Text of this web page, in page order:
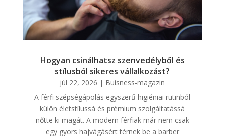
Hogyan csinálhatsz szenvedélyből és
stílusból sikeres vállalkozást?
júl 22, 2026 | Buisness-magazin
A férfi szépségápolás egyszerű higiéniai rutinból
külön életstílussá és prémium szolgáltatássá
nőtte ki magát. A modern férfiak már nem csak
egy gyors hajvágásért térnek be a barber